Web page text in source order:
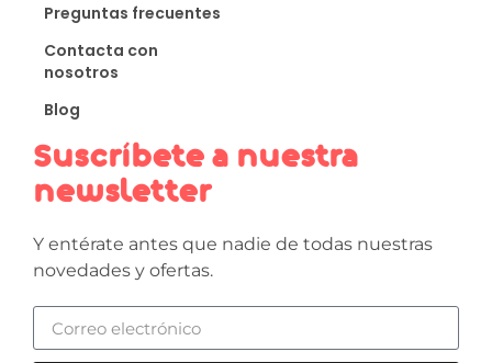
Preguntas frecuentes
Contacta con
nosotros
Blog
Suscríbete a nuestra
newsletter
Y entérate antes que nadie de todas nuestras
novedades y ofertas.